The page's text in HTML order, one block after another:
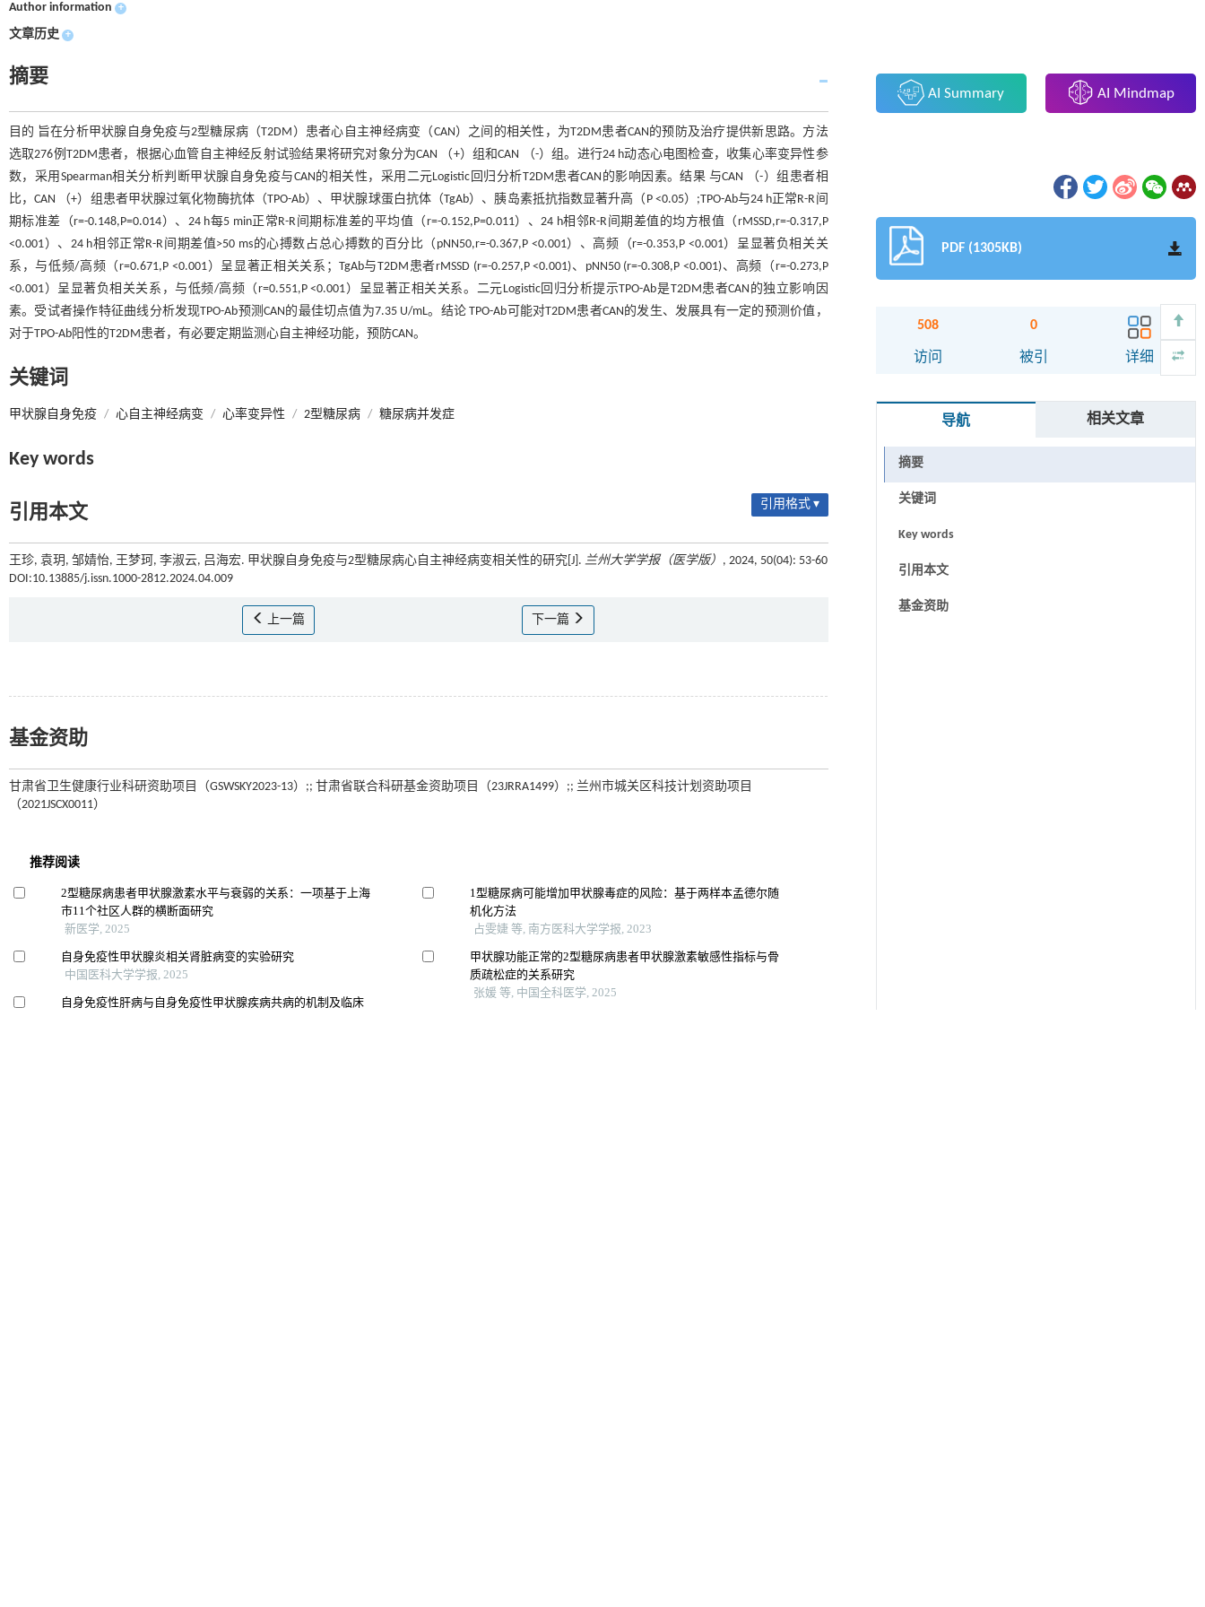
Author information +
文章历史 +
摘要
目的 旨在分析甲状腺自身免疫与2型糖尿病（T2DM）患者心自主神经病变（CAN）之间的相关性，为T2DM患者CAN的预防及治疗提供新思路。方法
选取276例T2DM患者，根据心血管自主神经反射试验结果将研究对象分为CAN （+）组和CAN （-）组。进行24 h动态心电图检查，收集心率变异性参
数，采用Spearman相关分析判断甲状腺自身免疫与CAN的相关性，采用二元Logistic回归分析T2DM患者CAN的影响因素。结果 与CAN （-）组患者相
比，CAN （+）组患者甲状腺过氧化物酶抗体（TPO-Ab）、甲状腺球蛋白抗体（TgAb）、胰岛素抵抗指数显著升高（P <0.05）;TPO-Ab与24 h正常R-R间
期标准差（r=-0.148,P=0.014）、24 h每5 min正常R-R间期标准差的平均值（r=-0.152,P=0.011）、24 h相邻R-R间期差值的均方根值（rMSSD,r=-0.317,P
<0.001）、24 h相邻正常R-R间期差值>50 ms的心搏数占总心搏数的百分比（pNN50,r=-0.367,P <0.001）、高频（r=-0.353,P <0.001）呈显著负相关关
系，与低频/高频（r=0.671,P <0.001）呈显著正相关关系；TgAb与T2DM患者rMSSD (r=-0.257,P <0.001)、pNN50 (r=-0.308,P <0.001)、高频（r=-0.273,P
<0.001）呈显著负相关关系，与低频/高频（r=0.551,P <0.001）呈显著正相关关系。二元Logistic回归分析提示TPO-Ab是T2DM患者CAN的独立影响因
素。受试者操作特征曲线分析发现TPO-Ab预测CAN的最佳切点值为7.35 U/mL。结论 TPO-Ab可能对T2DM患者CAN的发生、发展具有一定的预测价值，
对于TPO-Ab阳性的T2DM患者，有必要定期监测心自主神经功能，预防CAN。
关键词
甲状腺自身免疫 / 心自主神经病变 / 心率变异性 / 2型糖尿病 / 糖尿病并发症
Key words
引用本文 引用格式 ▾
王珍, 袁玥, 邹婧怡, 王梦珂, 李淑云, 吕海宏. 甲状腺自身免疫与2型糖尿病心自主神经病变相关性的研究[J]. 兰州大学学报（医学版） , 2024, 50(04): 53-60
DOI:10.13885/j.issn.1000-2812.2024.04.009
上一篇 下一篇
基金资助
甘肃省卫生健康行业科研资助项目（GSWSKY2023-13）;; 甘肃省联合科研基金资助项目（23JRRA1499）;; 兰州市城关区科技计划资助项目
（2021JSCX0011）
AI Summary AI Mindmap
PDF (1305KB)
508
访问
0
被引 详细
导航 相关文章
摘要
关键词
Key words
引用本文
基金资助